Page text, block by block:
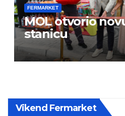
FERMARKET
MOL otvorio
stanicu
Vikend Fermarket